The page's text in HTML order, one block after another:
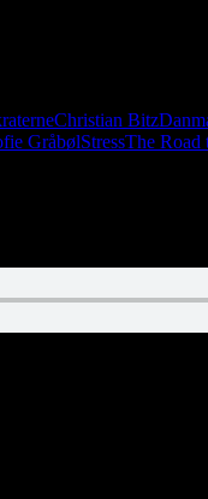
Christian Bitz
GråbølStressThe Road